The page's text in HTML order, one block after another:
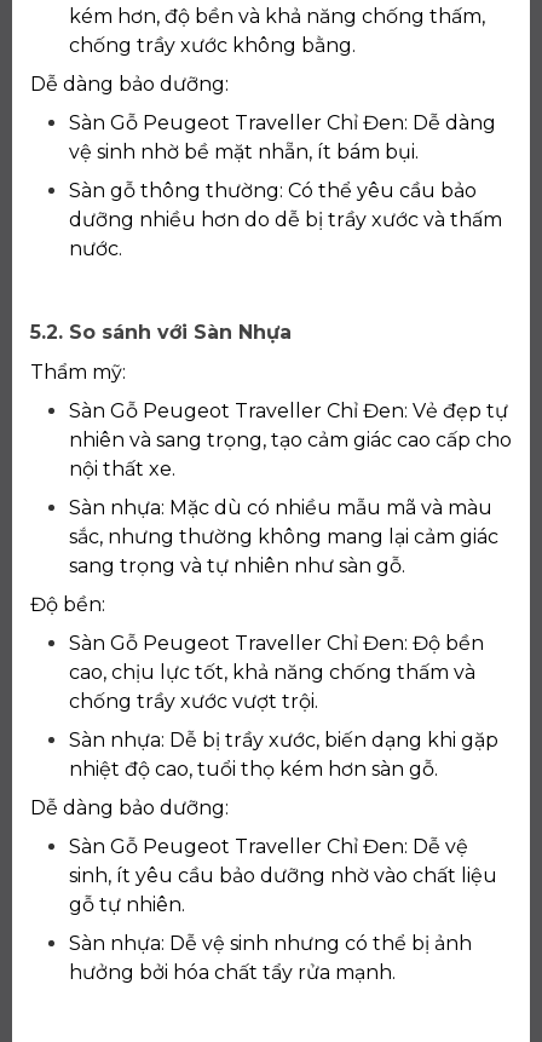
kém hơn, độ bền và khả năng chống thấm,
chống trầy xước không bằng.
Dễ dàng bảo dưỡng:
Sàn Gỗ Peugeot Traveller Chỉ Đen: Dễ dàng
vệ sinh nhờ bề mặt nhẵn, ít bám bụi.
Sàn gỗ thông thường: Có thể yêu cầu bảo
dưỡng nhiều hơn do dễ bị trầy xước và thấm
nước.
5.2. So sánh với Sàn Nhựa
Thẩm mỹ:
Sàn Gỗ Peugeot Traveller Chỉ Đen: Vẻ đẹp tự
nhiên và sang trọng, tạo cảm giác cao cấp cho
nội thất xe.
Sàn nhựa: Mặc dù có nhiều mẫu mã và màu
sắc, nhưng thường không mang lại cảm giác
sang trọng và tự nhiên như sàn gỗ.
Độ bền:
Sàn Gỗ Peugeot Traveller Chỉ Đen: Độ bền
cao, chịu lực tốt, khả năng chống thấm và
chống trầy xước vượt trội.
Sàn nhựa: Dễ bị trầy xước, biến dạng khi gặp
nhiệt độ cao, tuổi thọ kém hơn sàn gỗ.
Dễ dàng bảo dưỡng:
Sàn Gỗ Peugeot Traveller Chỉ Đen: Dễ vệ
sinh, ít yêu cầu bảo dưỡng nhờ vào chất liệu
gỗ tự nhiên.
Sàn nhựa: Dễ vệ sinh nhưng có thể bị ảnh
hưởng bởi hóa chất tẩy rửa mạnh.